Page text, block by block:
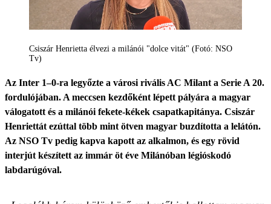
Csiszár Henrietta élvezi a milánói "dolce vitát" (Fotó: NSO
Tv)
Az Inter 1–0-ra legyőzte a városi rivális AC Milant a Serie A 20.
fordulójában. A meccsen kezdőként lépett pályára a magyar
válogatott és a milánói fekete-kékek csapatkapitánya. Csiszár
Henriettát ezúttal több mint ötven magyar buzdította a lelátón.
Az NSO Tv pedig kapva kapott az alkalmon, és egy rövid
interjút készített az immár öt éve Milánóban légióskodó
labdarúgóval.